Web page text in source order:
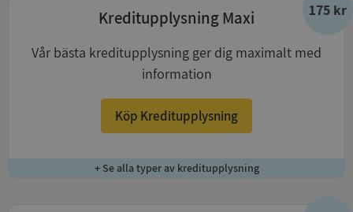
175 kr
Kreditupplysning Maxi
Vår bästa kreditupplysning ger dig maximalt med
information
Köp Kreditupplysning
+ Se alla typer av kreditupplysning